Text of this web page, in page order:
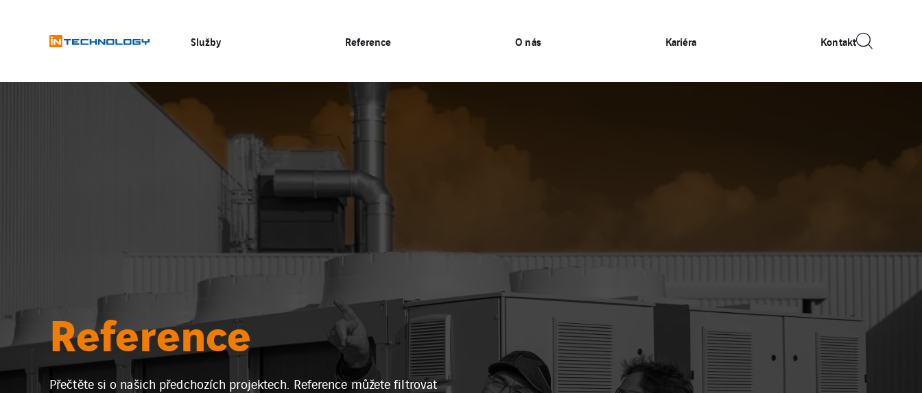
Služby Reference O nás Kariéra Kontakt
Reference
Přečtěte si o našich předchozích projektech. Reference můžete filtrovat